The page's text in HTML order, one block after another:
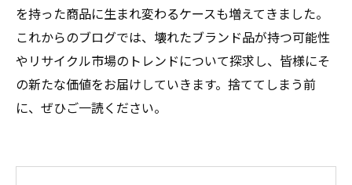
を持った商品に生まれ変わるケースも増えてきました。
これからのブログでは、壊れたブランド品が持つ可能性
やリサイクル市場のトレンドについて探求し、皆様にそ
の新たな価値をお届けしていきます。捨ててしまう前
に、ぜひご一読ください。